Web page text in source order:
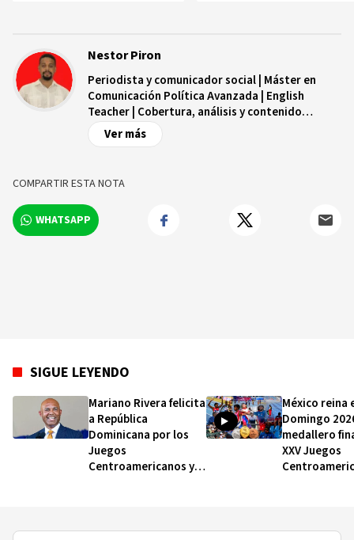
Nestor Piron
Periodista y comunicador social | Máster en
Comunicación Política Avanzada | English
Teacher | Cobertura, análisis y contenido
digital.
Ver más
COMPARTIR ESTA NOTA
WHATSAPP
SIGUE LEYENDO
Mariano Rivera felicita
a República
Dominicana por los
Juegos
Centroamericanos y
comunitario
México reina
Domingo
medallero
XXV Juegos